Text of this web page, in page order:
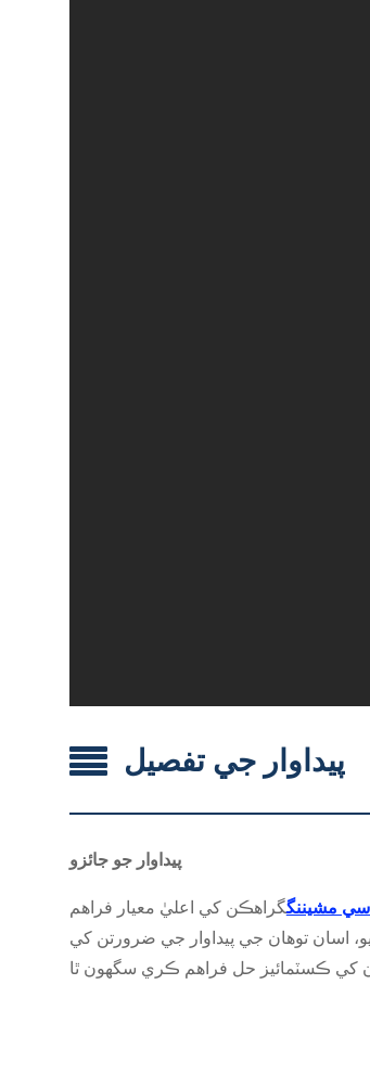
پيداوار جي تفصيل
پيداوار جو جائزو
مشيننگگراهڪن کي اعليٰ معيار فراهم
اسان توهان جي پيداوار جي ضرورتن کي